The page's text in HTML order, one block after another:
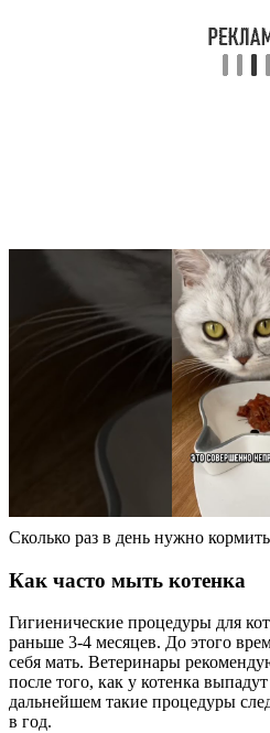
Сколько раз в день нужно
Как часто мыть котенка
Гигиенические процедуры для
раньше 3-4 месяцев. До этого
себя мать. Ветеринары
после того, как у котенка
дальнейшем такие процедуры
в год.